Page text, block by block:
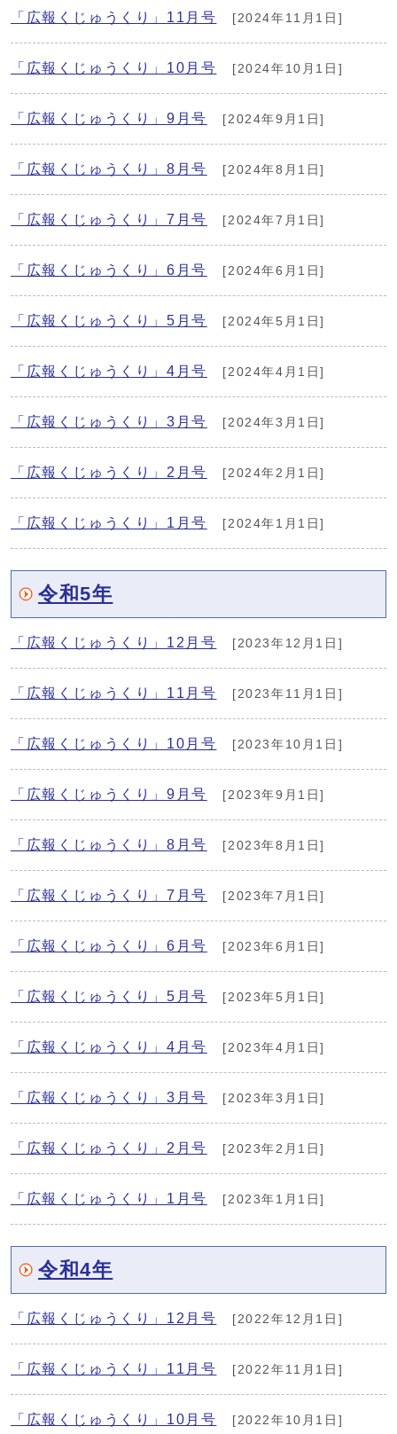
「広報くじゅうくり」11月号 [2024年11月1日]
「広報くじゅうくり」10月号 [2024年10月1日]
「広報くじゅうくり」9月号 [2024年9月1日]
「広報くじゅうくり」8月号 [2024年8月1日]
「広報くじゅうくり」7月号 [2024年7月1日]
「広報くじゅうくり」6月号 [2024年6月1日]
「広報くじゅうくり」5月号 [2024年5月1日]
「広報くじゅうくり」4月号 [2024年4月1日]
「広報くじゅうくり」3月号 [2024年3月1日]
「広報くじゅうくり」2月号 [2024年2月1日]
「広報くじゅうくり」1月号 [2024年1月1日]
令和5年
「広報くじゅうくり」12月号 [2023年12月1日]
「広報くじゅうくり」11月号 [2023年11月1日]
「広報くじゅうくり」10月号 [2023年10月1日]
「広報くじゅうくり」9月号 [2023年9月1日]
「広報くじゅうくり」8月号 [2023年8月1日]
「広報くじゅうくり」7月号 [2023年7月1日]
「広報くじゅうくり」6月号 [2023年6月1日]
「広報くじゅうくり」5月号 [2023年5月1日]
「広報くじゅうくり」4月号 [2023年4月1日]
「広報くじゅうくり」3月号 [2023年3月1日]
「広報くじゅうくり」2月号 [2023年2月1日]
「広報くじゅうくり」1月号 [2023年1月1日]
令和4年
「広報くじゅうくり」12月号 [2022年12月1日]
「広報くじゅうくり」11月号 [2022年11月1日]
「広報くじゅうくり」10月号 [2022年10月1日]